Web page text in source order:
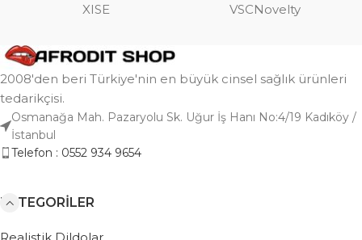
XISE VSCNovelty
2008'den beri Türkiye'nin en büyük cinsel sağlık ürünleri
tedarikçisi.
Osmanağa Mah. Pazaryolu Sk. Uğur İş Hanı No:4/19 Kadıköy /
İstanbul
Telefon : 0552 934 9654
KATEGORILER
Realistik Dildolar